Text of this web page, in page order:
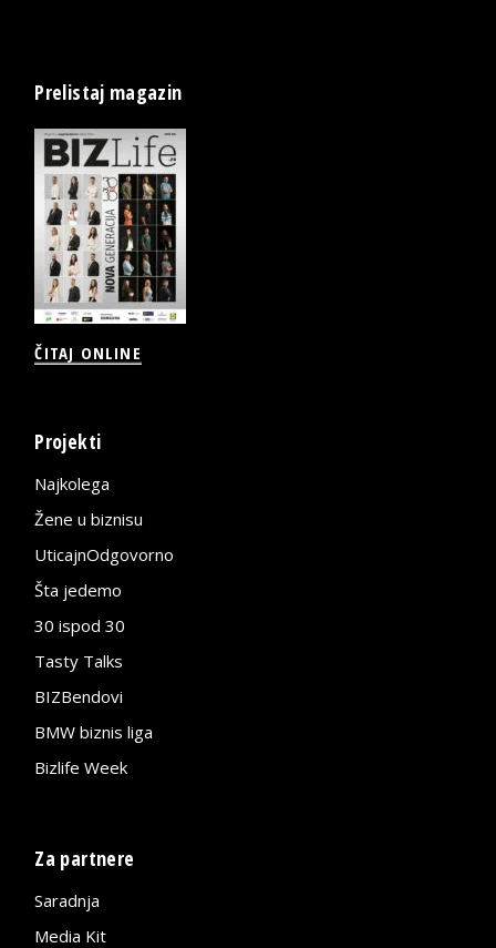
Prelistaj magazin
ČITAJ ONLINE
Projekti
Najkolega
Žene u biznisu
UticajnOdgovorno
Šta jedemo
30 ispod 30
Tasty Talks
BIZBendovi
BMW biznis liga
Bizlife Week
Za partnere
Saradnja
Media Kit